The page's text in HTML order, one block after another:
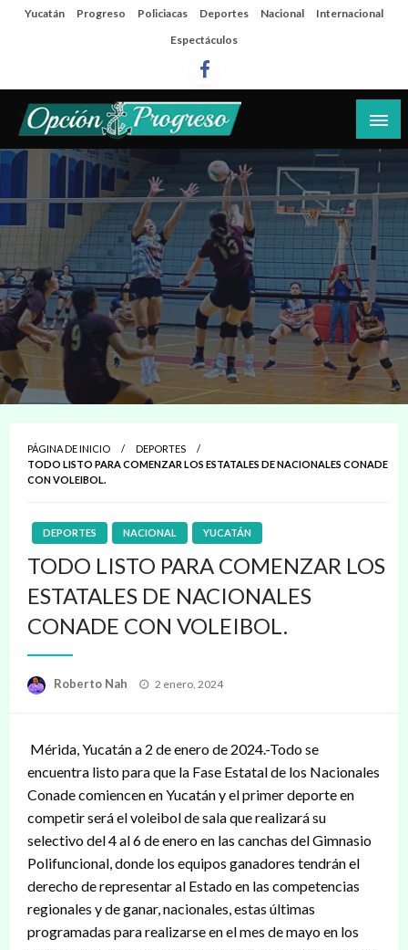
SaltaYucatán Progreso Policiacas Deportes Nacional
Internacional
Espectáculos
Opción Progreso
Las noticias del día a día del puerto
PÁGINA DE INICIO
DEPORTES
TODO LISTO PARA COMENZAR LOS ESTATALES DE NACIONALES CONADE
CON VOLEIBOL.
DEPORTES NACIONAL YUCATÁN
TODO LISTO PARA COMENZAR LOS
ESTATALES DE NACIONALES
CONADE CON VOLEIBOL.
Roberto Nah
Publicado
2 enero, 2024
Mérida, Yucatán a 2 de enero de 2024.-Todo se
encuentra listo para que la Fase Estatal de los Nacionales
Conade comiencen en Yucatán y el primer deporte en
competir será el voleibol de sala que realizará su
selectivo del 4 al 6 de enero en las canchas del Gimnasio
Polifuncional, donde los equipos ganadores tendrán el
derecho de representar al Estado en las competencias
regionales y de ganar, nacionales, estas últimas
programadas para realizarse en el mes de mayo en los